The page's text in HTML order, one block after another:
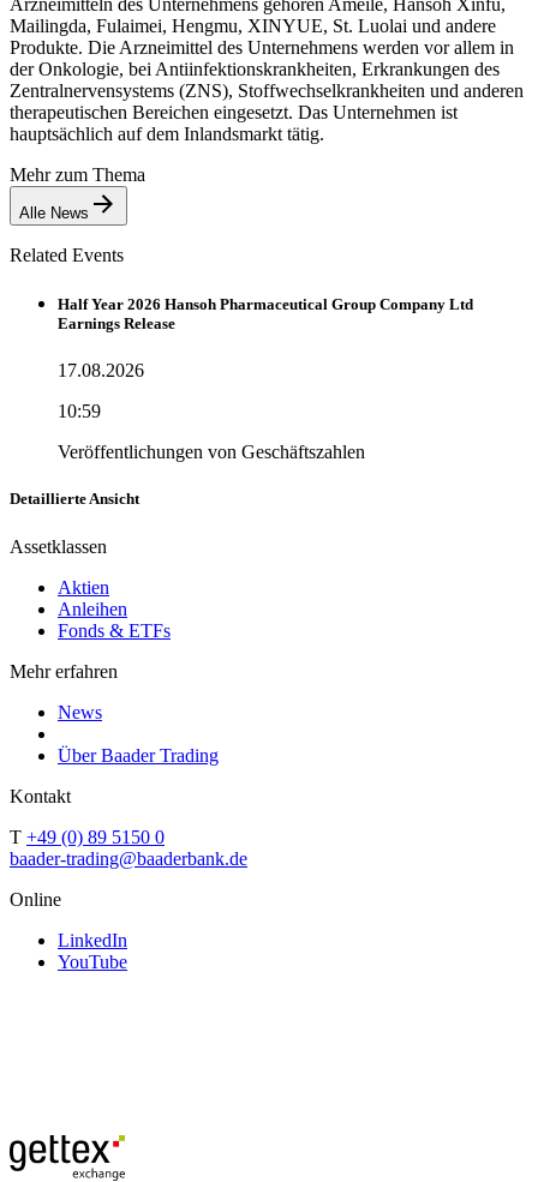
Mailingda, Fulaimei, Hengmu, XINYUE, St. Luolai und andere
Produkte. Die Arzneimittel des Unternehmens werden vor allem in
der Onkologie, bei Antiinfektionskrankheiten, Erkrankungen des
Zentralnervensystems (ZNS), Stoffwechselkrankheiten und anderen
therapeutischen Bereichen eingesetzt. Das Unternehmen ist
hauptsächlich auf dem Inlandsmarkt tätig.
Mehr zum Thema
Alle News
Related Events
Half Year 2026 Hansoh Pharmaceutical Group Company Ltd
Earnings Release
17.08.2026
10:59
Veröffentlichungen von Geschäftszahlen
Detaillierte Ansicht
Assetklassen
Aktien
Anleihen
Fonds & ETFs
Mehr erfahren
News
Über Baader Trading
Kontakt
T +49 (0) 89 5150 0
baader-trading@baaderbank.de
Online
LinkedIn
YouTube